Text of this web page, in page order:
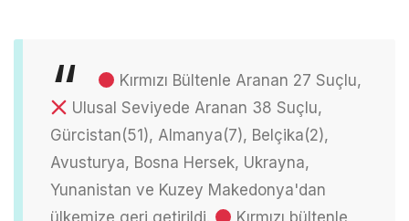
Kırmızı Bültenle Aranan 27 Suçlu,
Ulusal Seviyede Aranan 38 Suçlu,
Gürcistan(51), Almanya(7), Belçika(2),
Avusturya, Bosna Hersek, Ukrayna,
Yunanistan ve Kuzey Makedonya'dan
ülkemize geri getirildi.
Kırmızı bültenle